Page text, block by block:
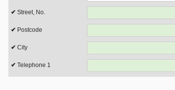
Street, No.
Postcode
City
Telephone 1